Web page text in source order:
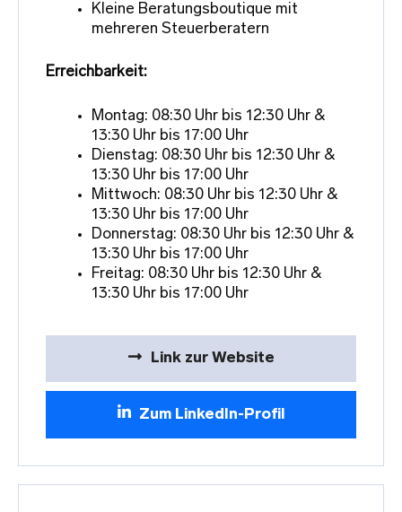
Kleine Beratungsboutique mit
mehreren Steuerberatern
Erreichbarkeit:
Montag: 08:30 Uhr bis 12:30 Uhr &
13:30 Uhr bis 17:00 Uhr
Dienstag: 08:30 Uhr bis 12:30 Uhr &
13:30 Uhr bis 17:00 Uhr
Mittwoch: 08:30 Uhr bis 12:30 Uhr &
13:30 Uhr bis 17:00 Uhr
Donnerstag: 08:30 Uhr bis 12:30 Uhr &
13:30 Uhr bis 17:00 Uhr
Freitag: 08:30 Uhr bis 12:30 Uhr &
13:30 Uhr bis 17:00 Uhr
Link zur Website
Zum LinkedIn-Profil